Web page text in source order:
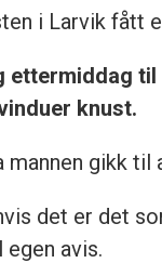
i Larvik fått
ettermiddag
knust.
gikk
det er det
avis.